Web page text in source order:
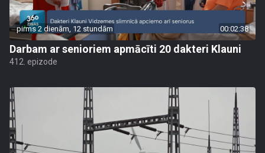
pirms 2 dienām, 12 stundām 00:02:38
Darbam ar senioriem apmācīti 20 dakteri Klauni
412. epizode